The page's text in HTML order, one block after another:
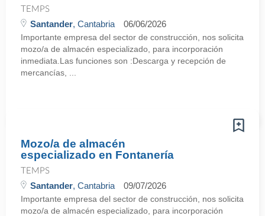
TEMPS
Santander, Cantabria 06/06/2026
Importante empresa del sector de construcción, nos solicita
mozo/a de almacén especializado, para incorporación
inmediata.Las funciones son :Descarga y recepción de
mercancías, ...
Mozo/a de almacén
especializado en Fontanería
TEMPS
Santander, Cantabria 09/07/2026
Importante empresa del sector de construcción, nos solicita
mozo/a de almacén especializado, para incorporación